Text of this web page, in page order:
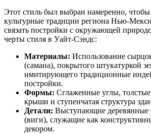
Этот стиль был выбран намеренно, чтобы
культурные традиции региона Нью-
связать постройки с окружающей
черты стиля в Уайт-Сэндс:
Материалы: Использование
(самана), покрытого штукатуркой
имитирующего традиционные
постройки.
Формы: Сглаженные углы,
крыши и ступенчатая структура
Детали: Выступающие деревянные
(виги), служащие как
декором.